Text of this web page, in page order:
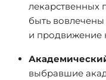
лекарственных
быть
и продвижение
выбравшие